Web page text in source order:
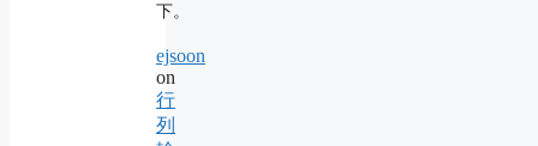
下。
ejsoon
on
行
列